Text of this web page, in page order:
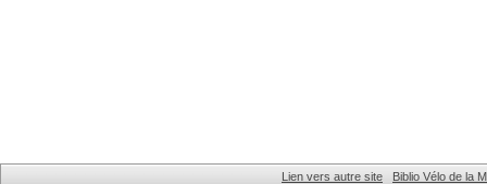
Lien vers autre site Biblio Vélo de la